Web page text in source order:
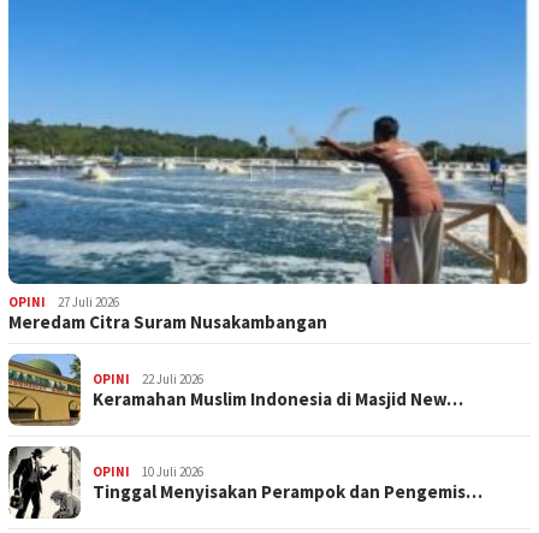
OPINI 27 Juli 2026
Meredam Citra Suram Nusakambangan
OPINI 22 Juli 2026
Keramahan Muslim Indonesia di Masjid New…
OPINI 10 Juli 2026
Tinggal Menyisakan Perampok dan Pengemis…